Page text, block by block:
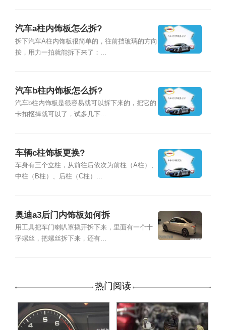
汽车a柱内饰板怎么拆?
拆下汽车A柱内饰板很简单的，往前挡玻璃的方向
按，用力一拍就能拆下来了：...
汽车b柱内饰板怎么拆?
汽车b柱内饰板是很容易就可以拆下来的，把它的
卡扣抠掉就可以了，试多几下...
车辆c柱饰板更换?
车身有三个立柱，从前往后依次为前柱（A柱）、
中柱（B柱）、后柱（C柱）...
奥迪a3后门内饰板如何拆
用工具把车门喇叭罩撬开拆下来，里面有一个十
字螺丝，把螺丝拆下来，还有...
热门阅读